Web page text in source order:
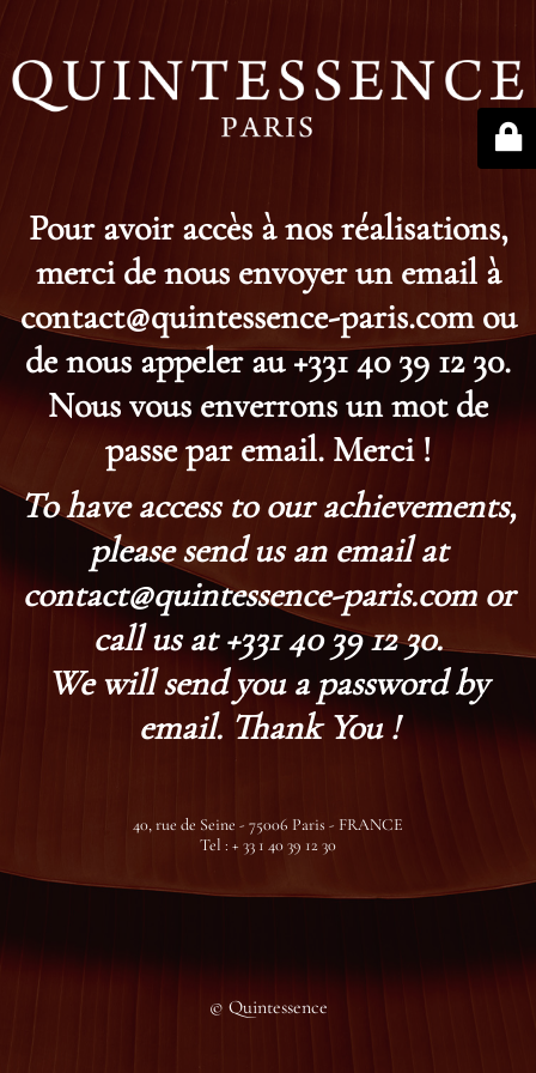
Pour avoir accès à nos réalisations,
merci de nous envoyer un email à
contact@quintessence-paris.com ou
de nous appeler au +331 40 39 12 30.
Nous vous enverrons un mot de
passe par email. Merci !
To have access to our achievements,
please send us an email at
contact@quintessence-paris.com or
call us at +331 40 39 12 30.
We will send you a password by
email. Thank You !
40, rue de Seine - 75006 Paris - FRANCE
Tel : + 33 1 40 39 12 30
© Quintessence